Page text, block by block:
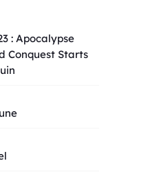
: Apocalypse
Conquest Starts